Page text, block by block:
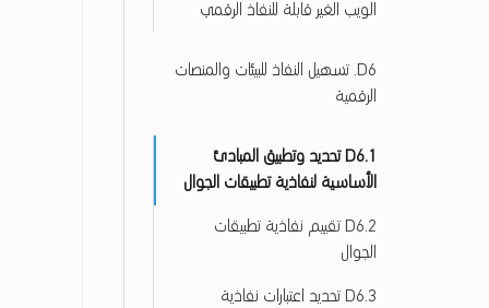
الويب الغير قابلة للنفاذ الرقمي
D6. تسهيل النفاذ للبيئات والمنصات
الرقمية
D6.1 تحديد وتطبيق المبادئ
الأساسية لنفاذية تطبيقات الجوال
D6.2 تقييم نفاذية تطبيقات
الجوال
D6.3 تحديد اعتبارات نفاذية